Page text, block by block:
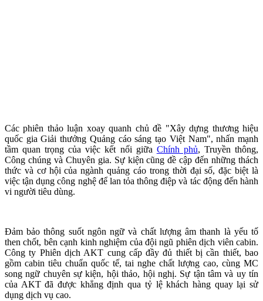
Các phiên thảo luận xoay quanh chủ đề "Xây dựng thương hiệu
quốc gia Giải thưởng Quảng cáo sáng tạo Việt Nam", nhấn mạnh
tầm quan trọng của việc kết nối giữa Chính phủ, Truyền thông,
Công chúng và Chuyên gia. Sự kiện cũng đề cập đến những thách
thức và cơ hội của ngành quảng cáo trong thời đại số, đặc biệt là
việc tận dụng công nghệ để lan tỏa thông điệp và tác động đến hành
vi người tiêu dùng.
Đảm bảo thông suốt ngôn ngữ và chất lượng âm thanh là yếu tố
then chốt, bên cạnh kinh nghiệm của đội ngũ phiên dịch viên cabin.
Công ty Phiên dịch AKT cung cấp đầy đủ thiết bị cần thiết, bao
gồm cabin tiêu chuẩn quốc tế, tai nghe chất lượng cao, cùng MC
song ngữ chuyên sự kiện, hội thảo, hội nghị. Sự tận tâm và uy tín
của AKT đã được khẳng định qua tỷ lệ khách hàng quay lại sử
dụng dịch vụ cao.